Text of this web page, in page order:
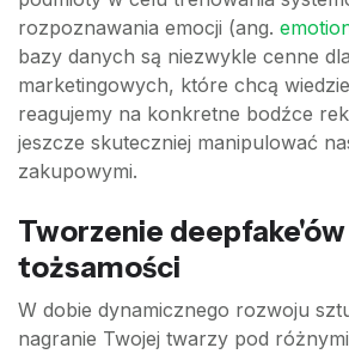
rozpoznawania emocji (ang.
bazy danych są niezwykle cenne
marketingowych, które chcą
reagujemy na konkretne bodźce
jeszcze skuteczniej manipulować
zakupowymi.
Tworzenie
tożsamości
W dobie dynamicznego rozwoju
nagranie Twojej twarzy pod